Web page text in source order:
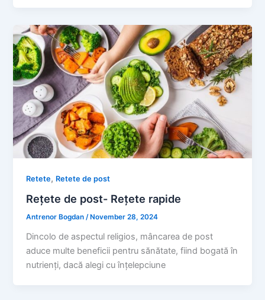
Retete, Retete de post
Rețete de post- Rețete rapide
Antrenor Bogdan/ November 28, 2024
Dincolo de aspectul religios, mâncarea de post
aduce multe beneficii pentru sănătate, fiind bogată în
nutrienți, dacă alegi cu înțelepciune